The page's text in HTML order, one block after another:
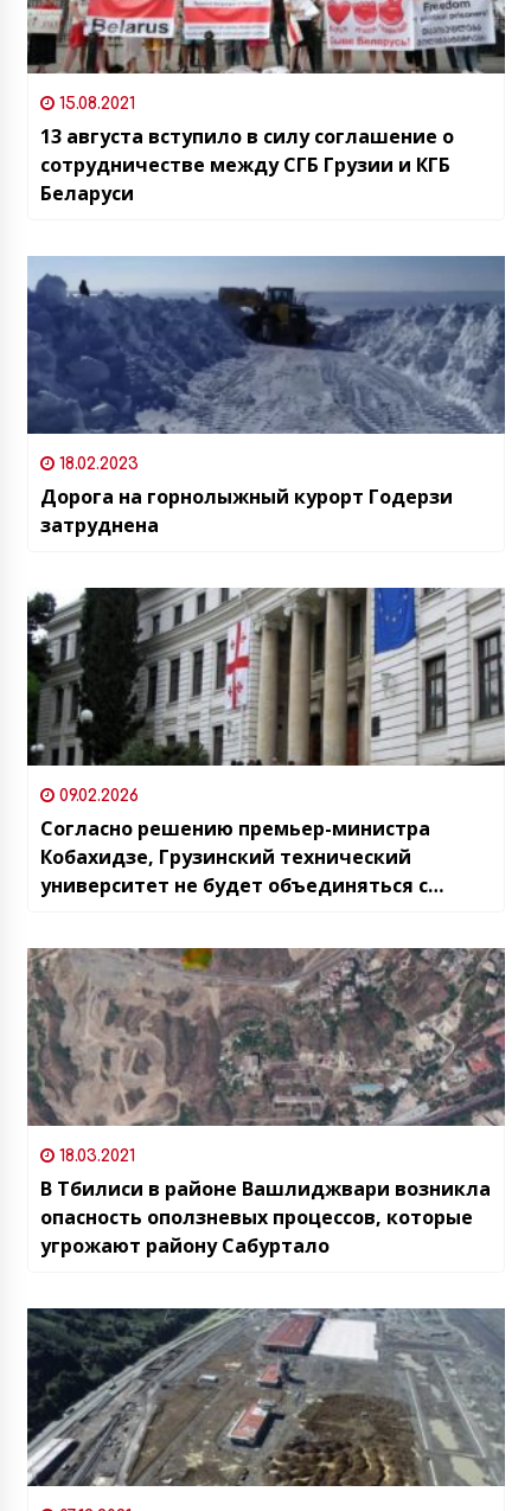
15.08.2021
13 августа вступило в силу соглашение о
сотрудничестве между СГБ Грузии и КГБ
Беларуси
18.02.2023
Дорога на горнолыжный курорт Годерзи
затруднена
09.02.2026
Согласно решению премьер-министра
Кобахидзе, Грузинский технический
университет не будет объединяться с
университетом
18.03.2021
В Тбилиси в районе Вашлиджвари возникла
опасность оползневых процессов, которые
угрожают району Сабуртало